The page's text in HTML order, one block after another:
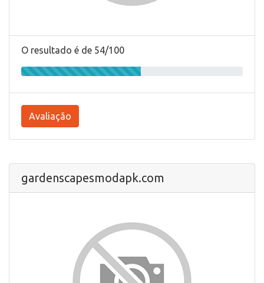
O resultado é de 54/100
Avaliação
gardenscapesmodapk.com